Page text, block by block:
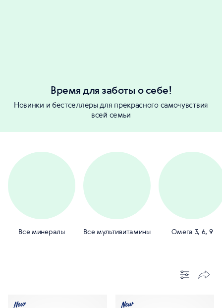
Время для заботы о себе!
Новинки и бестселлеры для прекрасного самочувствия
всей семьи
Все минералы Все мультивитамины Омега 3, 6, 9